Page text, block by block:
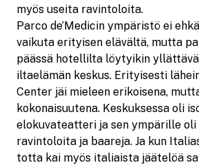
myös useita ravintoloita.
Parco de’Medicin ympäristö ei
vaikuta erityisen elävältä, mutta
päässä hotellilta löytyikin
iltaelämän keskus. Erityisesti
Center jäi mieleen erikoisena,
kokonaisuutena. Keskuksessa oli
elokuvateatteri ja sen ympärille
ravintoloita ja baareja. Ja kun
totta kai myös italiaista jäätelöä